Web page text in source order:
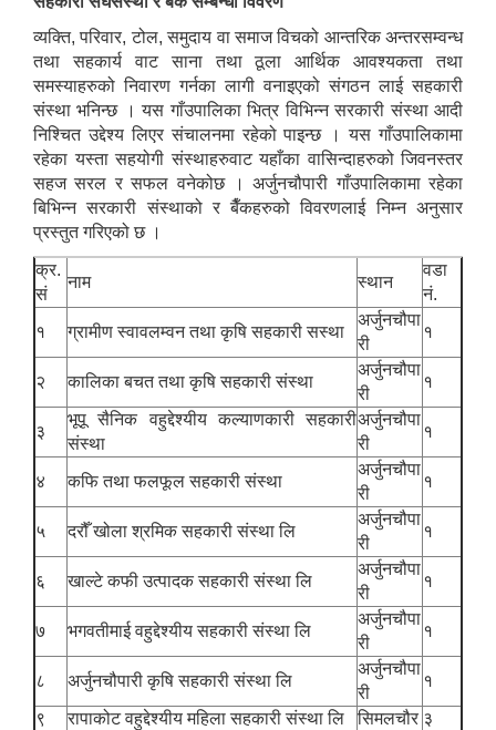
व्यक्ति, परिवार, टोल, समुदाय वा समाज विचको आन्तरिक अन्तरसम्वन्ध
तथा सहकार्य वाट साना तथा ठूला आर्थिक आवश्यकता तथा
समस्याहरुको निवारण गर्नका लागी वनाइएको संगठन लाई सहकारी
संस्था भनिन्छ । यस गाँउपालिका भित्र विभिन्न सरकारी संस्था आदी
निश्चित उद्देश्य लिएर संचालनमा रहेको पाइन्छ । यस गाँउपालिकामा
रहेका यस्ता सहयोगी संस्थाहरुवाट यहाँका वासिन्दाहरुको जिवनस्तर
सहज सरल र सफल वनेकोछ । अर्जुनचौपारी गाँउपालिकामा रहेका
बिभिन्न सरकारी संस्थाको र बैँकहरुको विवरणलाई निम्न अनुसार
प्रस्तुत गरिएको छ ।
क्र.
सं
नाम स्थान
वडा
नं.
१
ग्रामीण स्वावलम्वन तथा कृषि सहकारी सस्था
अर्जुनचौपा
री
१
२ कालिका बचत तथा कृषि सहकारी संस्था
अर्जुनचौपा
री
१
३
भूपू सैनिक वहुद्देश्यीय कल्याणकारी सहकारी
संस्था
अर्जुनचौपा
री
१
४ कफि तथा फलफूल सहकारी संस्था
अर्जुनचौपा
री
१
५ दरौँ खोला श्रमिक सहकारी संस्था लि
अर्जुनचौपा
री
१
६ खाल्टे कफी उत्पादक सहकारी संस्था लि
अर्जुनचौपा
री
१
७ भगवतीमाई वहुद्देश्यीय सहकारी संस्था लि
अर्जुनचौपा
री
१
८ अर्जुनचौपारी कृषि सहकारी संस्था लि
अर्जुनचौपा
री
१
९
रापाकोट वहुद्देश्यीय महिला सहकारी संस्था लि सिमलचौर ३